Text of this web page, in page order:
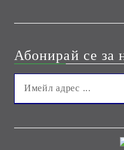
Абонирай се за